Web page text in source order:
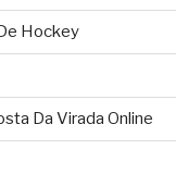
Hockey
Da Virada Online